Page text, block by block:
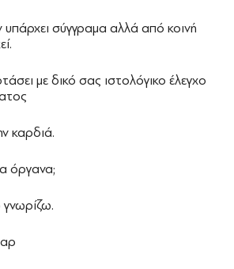
σύγγραμα αλλά από κοινή
με δικό σας ιστολόγικο έλεγχο
καρδιά.
όργανα;